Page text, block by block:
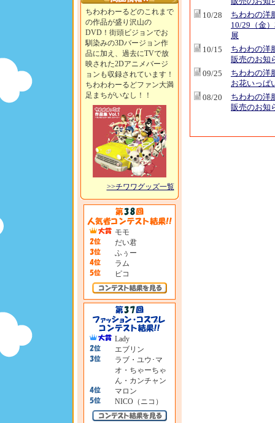
ちわわわーるどのこれまで
の作品が盛り沢山の
DVD！街頭ビジョンでお
馴染みの3Dバージョン作
品に加え、過去にTVで放
映された2Dアニメバージ
ョンも収録されています！
ちわわわーるどファン大満
足まちがいなし！！
>>チワワグッズ一覧
モモ
だい君
ふぅー
ラム
ピコ
Lady
エブリン
ラブ・ユウ･マ
オ・ちゃーちゃ
ん・カンチャン
マロン
NICO（ニコ）
10/28
ちわわの
10/29（金
展
10/15
ちわわの洋
販売のお知
09/25
ちわわの
お花いっぱ
08/20
ちわわの洋
販売のお知